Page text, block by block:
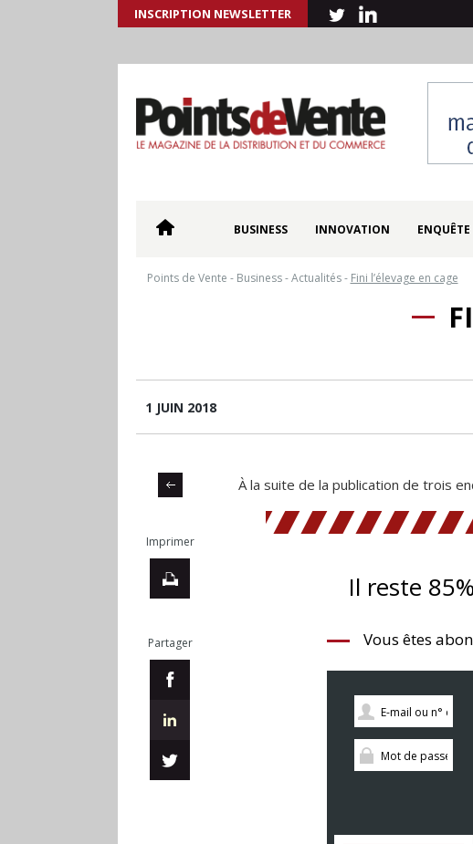
INSCRIPTION NEWSLETTER
BUSINESS INNOVATION ENQUÊTE
Points de Vente - Business-Actualités- Fini l’élevage en cage
1 JUIN 2018
Imprimer
Partager
À la suite de la publication de trois
Il reste
Vous êtes